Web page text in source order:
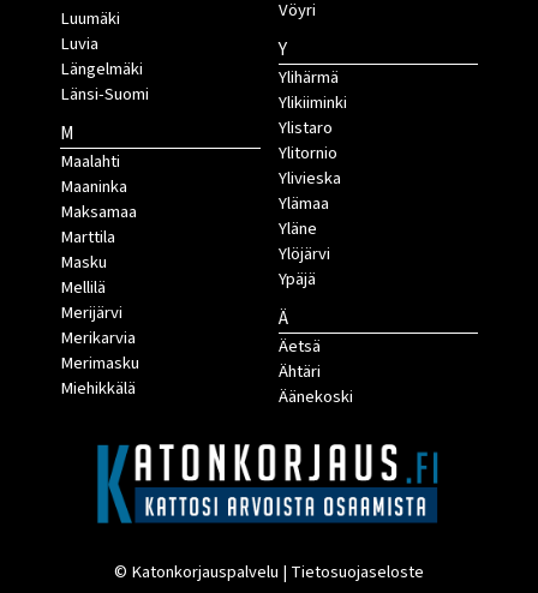
Luumäki
Luvia
Längelmäki
Länsi-Suomi
M
Maalahti
Maaninka
Maksamaa
Marttila
Masku
Mellilä
Merijärvi
Merikarvia
Merimasku
Miehikkälä
Vöyri
Y
Ylihärmä
Ylikiiminki
Ylistaro
Ylitornio
Ylivieska
Ylämaa
Yläne
Ylöjärvi
Ypäjä
Ä
Äetsä
Ähtäri
Äänekoski
© Katonkorjauspalvelu | Tietosuojaseloste